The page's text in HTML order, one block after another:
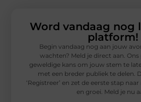
Word vandaag nog
platform!
Begin vandaag nog aan jouw
wachten? Meld je direct aan.
geweldige kans om jouw stem te
met een breder publiek te delen.
‘Registreer’ en zet de eerste stap
en groei. Meld je nu